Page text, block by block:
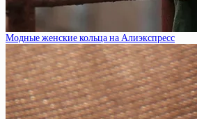
Модные женские кольца на Алиэкспресс